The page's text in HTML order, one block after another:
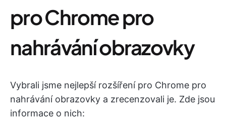
pro Chrome pro
nahrávání obrazovky
Vybrali jsme nejlepší rozšíření pro Chrome pro
nahrávání obrazovky a zrecenzovali je. Zde jsou
informace o nich: